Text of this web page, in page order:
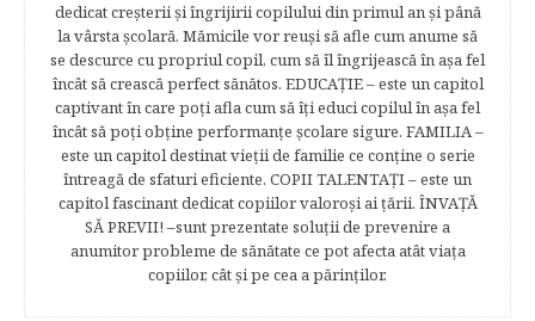
dedicat creşterii şi îngrijirii copilului din primul an şi până
la vârsta şcolară. Mămicile vor reuşi să afle cum anume să
se descurce cu propriul copil, cum să îl îngrijească în aşa fel
încât să crească perfect sănătos. EDUCAŢIE – este un capitol
captivant în care poţi afla cum să îţi educi copilul în aşa fel
încât să poţi obţine performanţe şcolare sigure. FAMILIA –
este un capitol destinat vieţii de familie ce conţine o serie
întreagă de sfaturi eficiente. COPII TALENTAŢI – este un
capitol fascinant dedicat copiilor valoroși ai țării. ÎNVAŢĂ
SĂ PREVII! –sunt prezentate soluţii de prevenire a
anumitor probleme de sănătate ce pot afecta atât viaţa
copiilor, cât şi pe cea a părinţilor.